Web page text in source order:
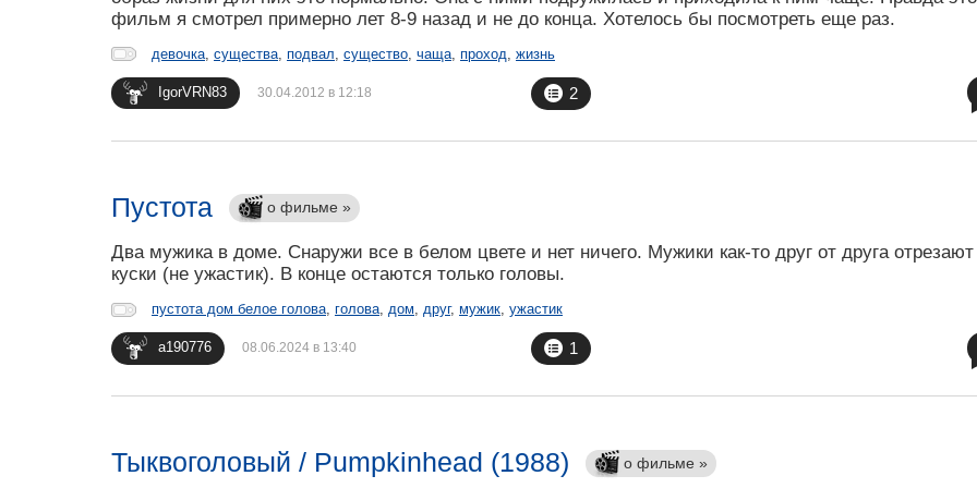
фильм я смотрел примерно лет 8-9 назад и не до конца. Хотелось бы посмотреть еще раз.
девочка существа подвал существо чаща проход жизнь
IgorVRN83 30.04.2012 в 12:18 2
Пустота о фильме »
Два мужика в доме. Снаружи все в белом цвете и нет ничего. Мужики как-то друг от друга отрезают
куски (не ужастик). В конце остаются только головы.
пустота дом белое голова, голова, дом, друг, мужик, ужастик
a190776 08.06.2024 в 13:40 1
Тыквоголовый / Pumpkinhead (1988) о фильме »